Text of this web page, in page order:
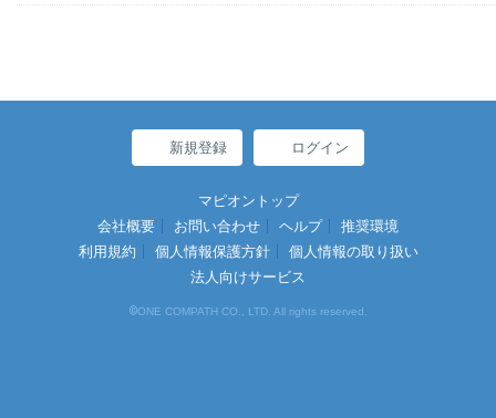
新規登録 ログイン
マピオントップ
会社概要
お問い合わせ ヘルプ
推奨環境
利用規約
個人情報保護方針
個人情報の取り扱い
法人向けサービス
©ONE COMPATH CO., LTD. All rights reserved.